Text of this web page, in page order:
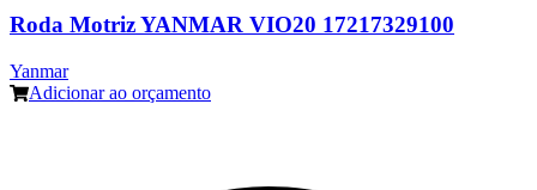
Roda Motriz YANMAR VIO20 17217329100
Yanmar
Adicionar ao orçamento